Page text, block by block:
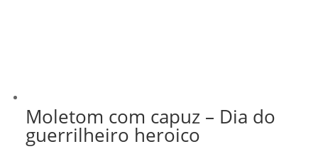
Moletom com capuz – Dia do
guerrilheiro heroico